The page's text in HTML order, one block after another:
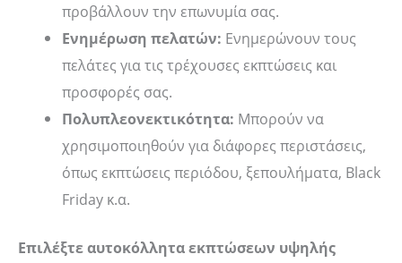
προβάλλουν την επωνυμία σας.
Ενημέρωση πελατών: Ενημερώνουν τους
πελάτες για τις τρέχουσες εκπτώσεις και
προσφορές σας.
Πολυπλεονεκτικότητα: Μπορούν να
χρησιμοποιηθούν για διάφορες περιστάσεις,
όπως εκπτώσεις περιόδου, ξεπουλήματα, Black
Friday κ.α.
Επιλέξτε αυτοκόλλητα εκπτώσεων υψηλής